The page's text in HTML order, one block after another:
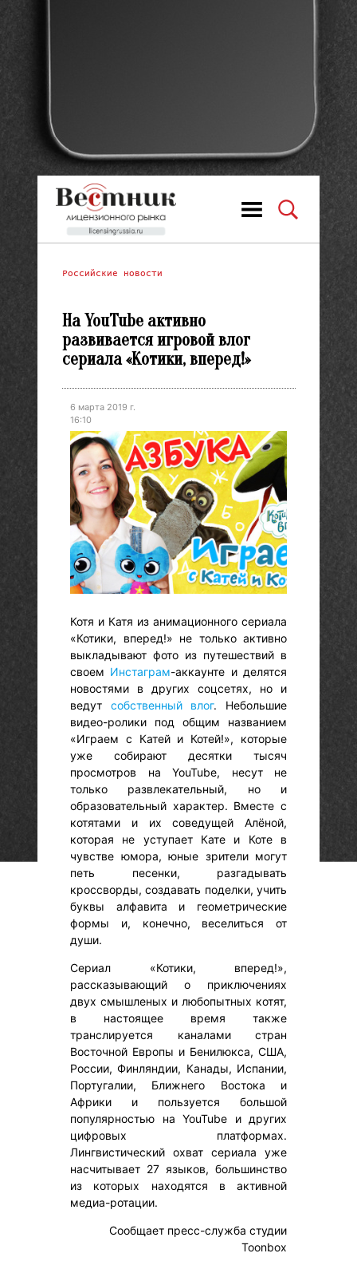
Российские новости
На YouTube активно
развивается игровой влог
сериала «Котики, вперед!»
6 марта 2019 г.
16:10
Котя и Катя из анимационного сериала
«Котики, вперед!» не только активно
выкладывают фото из путешествий в
своем Инстаграм-аккаунте и делятся
новостями в других соцсетях, но и
ведут собственный влог. Небольшие
видео-ролики под общим названием
«Играем с Катей и Котей!», которые
уже собирают десятки тысяч
просмотров на YouTube, несут не
только развлекательный, но и
образовательный характер. Вместе с
котятами и их соведущей Алёной,
которая не уступает Кате и Коте в
чувстве юмора, юные зрители могут
петь песенки, разгадывать
кроссворды, создавать поделки, учить
буквы алфавита и геометрические
формы и, конечно, веселиться от
души.
Сериал «Котики, вперед!»,
рассказывающий о приключениях
двух смышленых и любопытных котят,
в настоящее время также
транслируется каналами стран
Восточной Европы и Бенилюкса, США,
России, Финляндии, Канады, Испании,
Португалии, Ближнего Востока и
Африки и пользуется большой
популярностью на YouTube и других
цифровых платформах.
Лингвистический охват сериала уже
насчитывает 27 языков, большинство
из которых находятся в активной
медиа-ротации.
Сообщает пресс-служба студии
Toonbox